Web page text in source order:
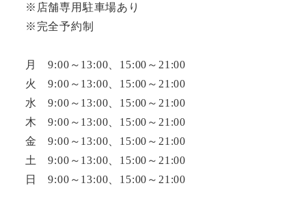
※店舗専用駐車場あり
※完全予約制
月 9:00～13:00、15:00～21:00
火 9:00～13:00、15:00～21:00
水 9:00～13:00、15:00～21:00
木 9:00～13:00、15:00～21:00
金 9:00～13:00、15:00～21:00
土 9:00～13:00、15:00～21:00
日 9:00～13:00、15:00～21:00